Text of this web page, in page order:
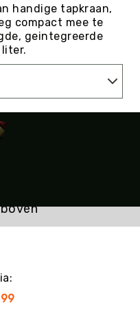
handige tapkraan,
compact mee te
geintegreerde
liter.